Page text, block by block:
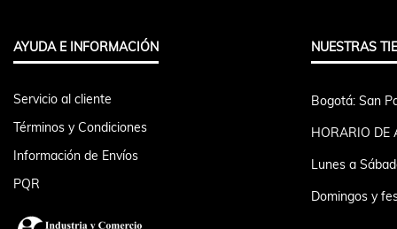
AYUDA E INFORMACIÓN
Servicio al cliente
Términos y Condiciones
Información de Envíos
PQR
NUESTRAS
Bogotá: San
HORARIO DE
Lunes a
Domingos y